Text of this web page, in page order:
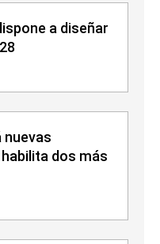
a diseñar
dos más